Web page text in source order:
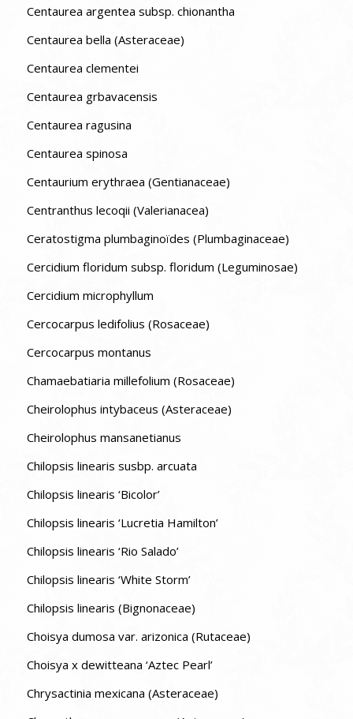
Centaurea argentea subsp. chionantha
Centaurea bella (Asteraceae)
Centaurea clementei
Centaurea grbavacensis
Centaurea ragusina
Centaurea spinosa
Centaurium erythraea (Gentianaceae)
Centranthus lecoqii (Valerianacea)
Ceratostigma plumbaginoïdes (Plumbaginaceae)
Cercidium floridum subsp. floridum (Leguminosae)
Cercidium microphyllum
Cercocarpus ledifolius (Rosaceae)
Cercocarpus montanus
Chamaebatiaria millefolium (Rosaceae)
Cheirolophus intybaceus (Asteraceae)
Cheirolophus mansanetianus
Chilopsis linearis susbp. arcuata
Chilopsis linearis ‘Bicolor’
Chilopsis linearis ‘Lucretia Hamilton’
Chilopsis linearis ‘Rio Salado’
Chilopsis linearis ‘White Storm’
Chilopsis linearis (Bignonaceae)
Choisya dumosa var. arizonica (Rutaceae)
Choisya x dewitteana ‘Aztec Pearl’
Chrysactinia mexicana (Asteraceae)